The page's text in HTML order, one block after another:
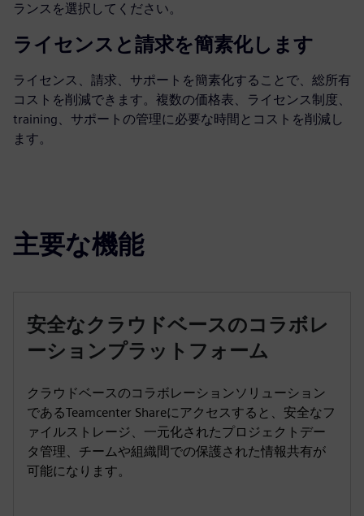
ランスを選択してください。
ライセンスと請求を簡素化します
ライセンス、請求、サポートを簡素化することで、総所有
コストを削減できます。複数の価格表、ライセンス制度、
training、サポートの管理に必要な時間とコストを削減し
ます。
主要な機能
安全なクラウドベースのコラボレ
ーションプラットフォーム
クラウドベースのコラボレーションソリューション
であるTeamcenter Shareにアクセスすると、安全なフ
ァイルストレージ、一元化されたプロジェクトデー
タ管理、チームや組織間での保護された情報共有が
可能になります。